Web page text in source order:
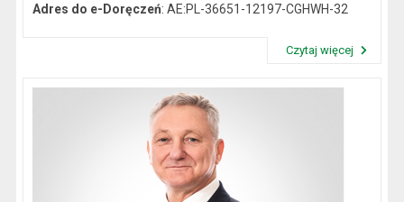
Adres do e-Doręczeń: AE:PL-36651-12197-CGHWH-32
Czytaj więcej